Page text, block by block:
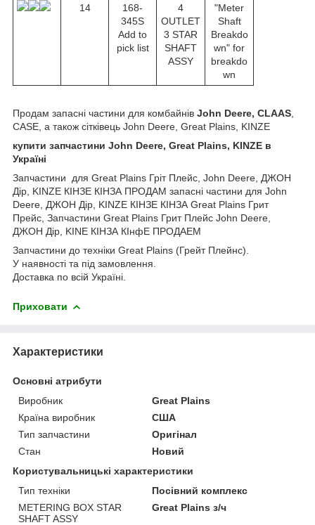
14
168-
345S
Add to
pick list
4
OUTLET
3 STAR
SHAFT
ASSY
"Meter
Shaft
Breakdo
wn" for
breakdo
wn
Продам запасні частини для комбайнів John Deere, CLAAS
CASE, а також сітківець John Deere, Great Plains, KINZE
купити запчастини John Deere, Great Plains, KINZE в
Україні
Запчастини для Great Plains Гріт Плейс, John Deere, ДЖОН
Дір, KINZE КІНЗЕ КІНЗА ПРОДАМ запасні частини для John
Deere, ДЖОН Дір, KINZE КІНЗЕ КІНЗА Great Plains Грит
Прейс, Запчастини Great Plains Грит Плейс John Deere,
ДЖОН Дір, KINE КІНЗА КІнфЕ ПРОДАЕМ
Запчастини до техніки Great Plains (Грейт Плейнс).
У наявності та під замовлення.
Доставка по всій Україні.
Приховати
Характеристики
Основні атрибути
Виробник
Great Plains
Країна виробник
США
Тип запчастини
Оригінал
Стан
Новий
Користувальницькі характеристики
Тип техніки
Посівний комплекс
METERING BOX STAR
SHAFT ASSY
Great Plains з/ч